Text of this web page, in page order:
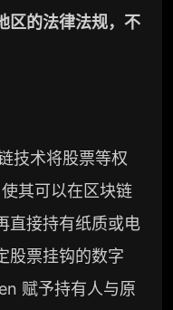
区的法律法规，不
技术将股票等权
其可以在区块链
直接持有纸质或电
股票挂钩的数字
赋予持有人与原